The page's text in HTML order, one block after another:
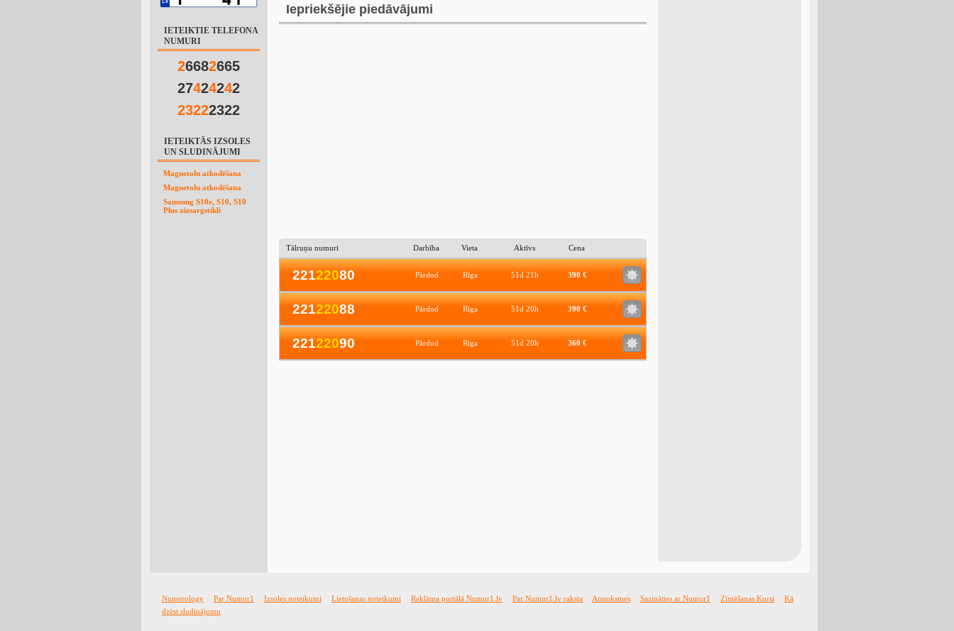
IETEIKTIE TELEFONA
NUMURI
26682665
27424242
23222322
IETEIKTĀS IZSOLES
UN SLUDINĀJUMI
Magnetolu atkodēšana
Magnetolu atkodēšana
Samsung S10e, S10, S10
Plus aizsargstikli
Iepriekšējie piedāvājumi
Tālruņu numuri Darbība Vieta Aktīvs Cena
22122080 Pārdod Rīga 51d 21h 390 €
22122088 Pārdod Rīga 51d 20h 390 €
22122090 Pārdod Rīga 51d 20h 360 €
Numerology Par Numur1 Izsoles noteikumi Lietošanas noteikumi Reklāma portālā Numur1.lv Par Numur1.lv raksta Atsauksmes Sazināties ar Numur1 Zīmēšanas Kursi
Kā
dzēst sludinājumu